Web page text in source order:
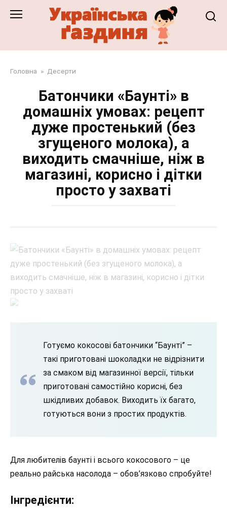
Головна » Десерти
Батончики «Баунті» в
домашніх умовах: рецепт
дуже простенький (без
згущеного молока), а
виходить смачніше, ніж в
магазині, корисно і дітки
просто у захваті
Готуємо кокосові батончики “Баунті” –
такі приготовані шоколадки не відрізнити
за смаком від магазинної версії, тільки
приготовані самостійно корисні, без
шкідливих добавок. Виходить їх багато,
готуються вони з простих продуктів.
Для любителів баунті і всього кокосового – це
реально райська насолода – обов’язково спробуйте!
Інгредієнти: